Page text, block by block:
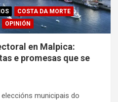
COSTA DA MORTE
OPINIÓN
en Malpica:
e promesas que se
municipais do